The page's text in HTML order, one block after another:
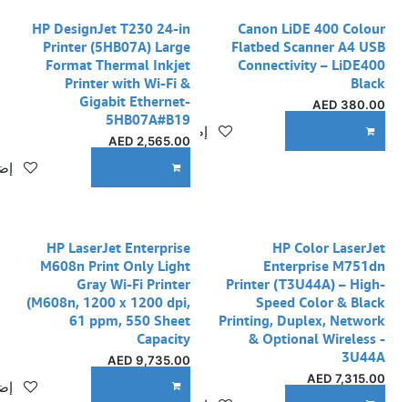
نفدت الكمية
Canon LiDE 400 Colour
Flatbed Scanner A4 USB
Connectivity – LiDE400
Black
380.00
إضافة إلى قائمة الأمنيات
HP DesignJet T230 24-in
Printer (5HB07A) Large
Format Thermal Inkjet
Printer with Wi-Fi &
Gigabit Ethernet-
5HB07A#B19
2,565.00
HP Color LaserJet
Enterprise M751dn
Printer (T3U44A) – High-
Speed Color & Black
Printing, Duplex, Network
& Optional Wireless -
3U44A
7,315.00
HP LaserJet Enterprise
M608n Print Only Light
Gray Wi-Fi Printer
(M608n, 1200 x 1200 dpi,
61 ppm, 550 Sheet
Capacity
9,735.00
AED